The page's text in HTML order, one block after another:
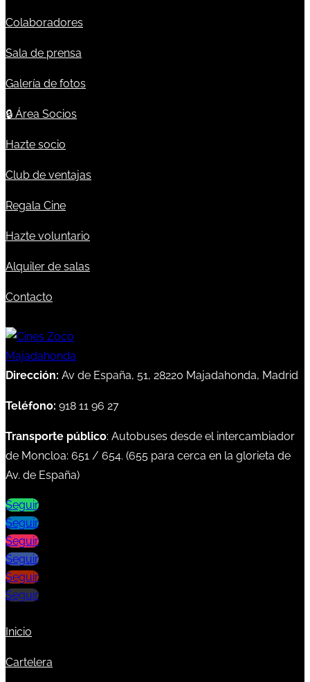
Colaboradores
Sala de prensa
Galería de fotos
🔒 Área Socios
Hazte socio
Club de ventajas
Regala Cine
Hazte voluntario
Alquiler de salas
Contacto
Dirección: Av de España, 51, 28220 Majadahonda, Madrid
Teléfono: 918 11 96 27
Transporte público: Autobuses desde el intercambiador
de Moncloa: 651 / 654. (655 para cerca en la glorieta de
Av. de España)
Seguir
Seguir
Seguir
Seguir
Seguir
Seguir
Inicio
Cartelera